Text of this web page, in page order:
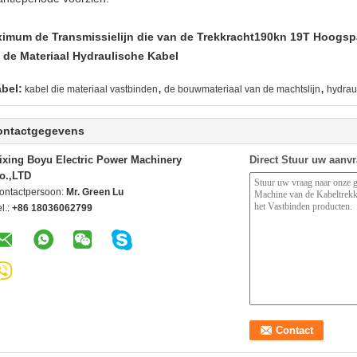
de Transmissielijn die van de Trekkracht190kn 19T
de Materiaal Hydraulische Kabel
kabel die materiaal vastbinden, de bouwmateriaal van de machtslijn,
Boyu Electric Power Machinery
Mr. Green Lu
+86 18036062799
Direct Stuur uw